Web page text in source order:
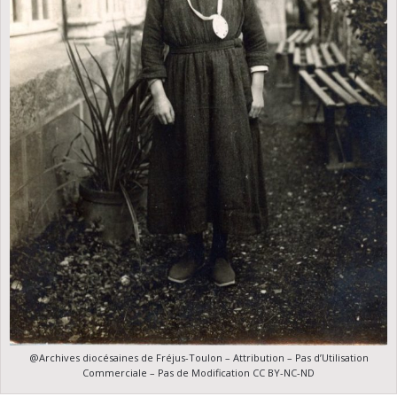
@Archives diocésaines de Fréjus-Toulon – Attribution – Pas d’Utilisation
Commerciale – Pas de Modification CC BY-NC-ND